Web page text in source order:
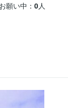
願い中： 0人